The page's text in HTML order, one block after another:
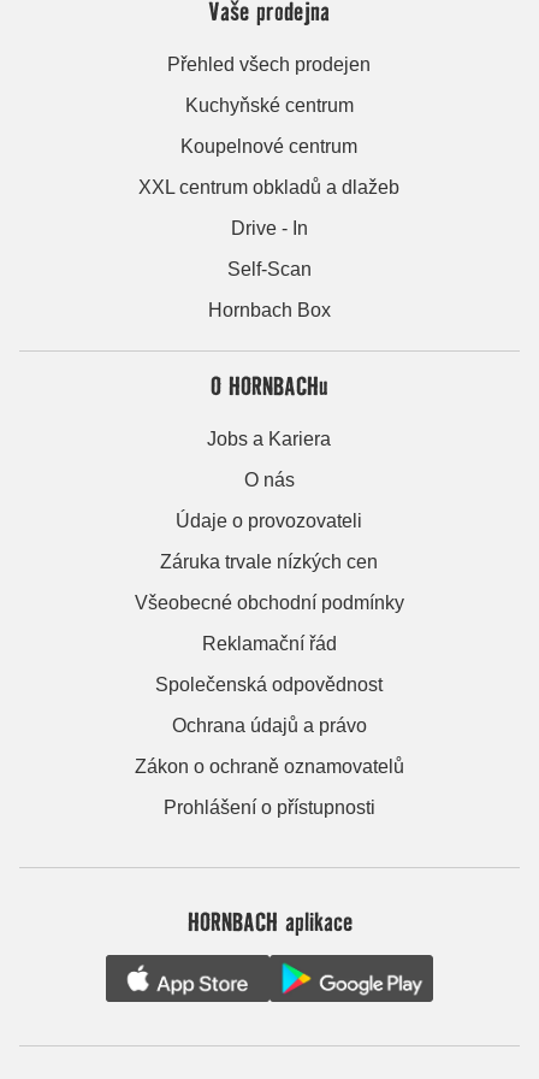
Vaše prodejna
Přehled všech prodejen
Kuchyňské centrum
Koupelnové centrum
XXL centrum obkladů a dlažeb
Drive - In
Self-Scan
Hornbach Box
O HORNBACHu
Jobs a Kariera
O nás
Údaje o provozovateli
Záruka trvale nízkých cen
Všeobecné obchodní podmínky
Reklamační řád
Společenská odpovědnost
Ochrana údajů a právo
Zákon o ochraně oznamovatelů
Prohlášení o přístupnosti
HORNBACH aplikace